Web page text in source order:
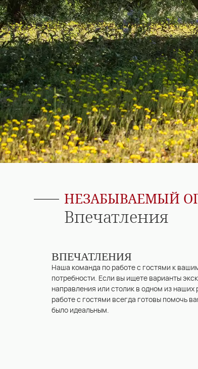
НЕЗАБЫВАЕМЫЙ
Впечатления
ВПЕЧАТЛЕНИЯ
Наша команда по работе с гостями к
потребности. Если вы ищете варианты
направления или столик в одном из
работе с гостями всегда готовы помочь
было идеальным.